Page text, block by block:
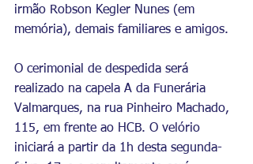
irmão Robson Kegler Nunes (em
memória), demais familiares e amigos.
O cerimonial de despedida será
realizado na capela A da Funerária
Valmarques, na rua Pinheiro Machado,
115, em frente ao HCB. O velório
iniciará a partir da 1h desta segunda-